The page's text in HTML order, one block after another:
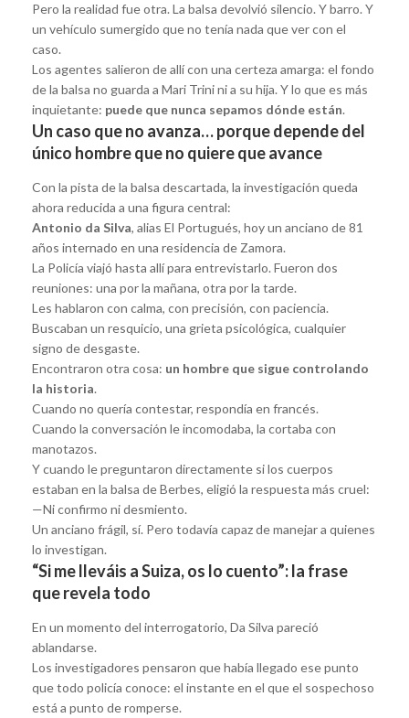
Pero la realidad fue otra. La balsa devolvió silencio. Y barro. Y
un vehículo sumergido que no tenía nada que ver con el
caso.
Los agentes salieron de allí con una certeza amarga: el fondo
de la balsa no guarda a Mari Trini ni a su hija. Y lo que es más
inquietante: puede que nunca sepamos dónde están.
Un caso que no avanza… porque depende del
único hombre que no quiere que avance
Con la pista de la balsa descartada, la investigación queda
ahora reducida a una figura central:
Antonio da Silva, alias El Portugués, hoy un anciano de 81
años internado en una residencia de Zamora.
La Policía viajó hasta allí para entrevistarlo. Fueron dos
reuniones: una por la mañana, otra por la tarde.
Les hablaron con calma, con precisión, con paciencia.
Buscaban un resquicio, una grieta psicológica, cualquier
signo de desgaste.
Encontraron otra cosa: un hombre que sigue controlando
la historia.
Cuando no quería contestar, respondía en francés.
Cuando la conversación le incomodaba, la cortaba con
manotazos.
Y cuando le preguntaron directamente si los cuerpos
estaban en la balsa de Berbes, eligió la respuesta más cruel:
—Ni confirmo ni desmiento.
Un anciano frágil, sí. Pero todavía capaz de manejar a quienes
lo investigan.
“Si me lleváis a Suiza, os lo cuento”: la frase
que revela todo
En un momento del interrogatorio, Da Silva pareció
ablandarse.
Los investigadores pensaron que había llegado ese punto
que todo policía conoce: el instante en el que el sospechoso
está a punto de romperse.